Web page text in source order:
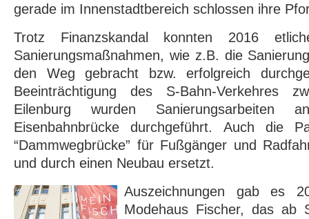
gerade im Innenstadtbereich schlossen ihre
Trotz Finanzskandal konnten 2016
Sanierungsmaßnahmen, wie z.B. die
den Weg gebracht bzw. erfolgreich
Beeinträchtigung des S-Bahn-Verkehres
Eilenburg wurden Sanierungsarbeiten
Eisenbahnbrücke durchgeführt. Auch die
“Dammwegbrücke” für Fußgänger und
und durch einen Neubau ersetzt.
Auszeichnungen gab es
Modehaus Fischer, das ab